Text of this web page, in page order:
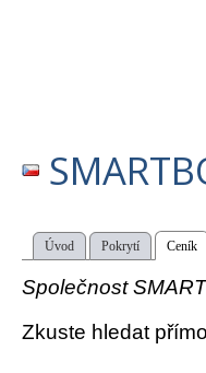
Úvod Pokrytí Ceník
Společnost
Zkuste hledat